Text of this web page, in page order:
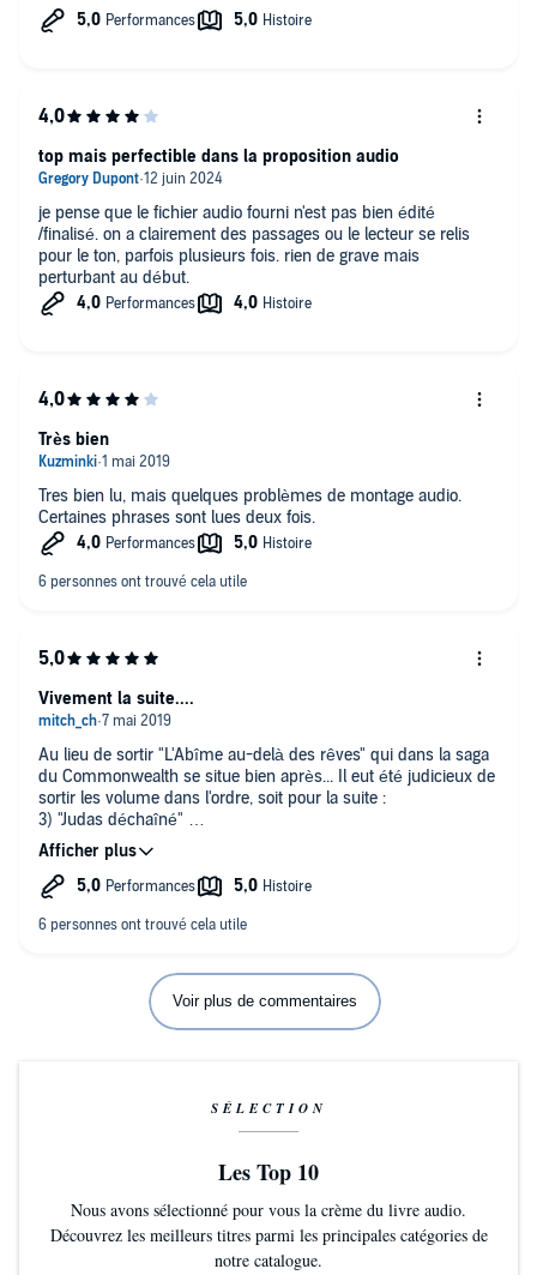
mention spéciale au lecteur Arnaud le Ridant, malgré quelques
je recommande a 100% !
je pense que le fichier audio fourni n'est pas bien édité
/finalisé. on a clairement des passages ou le lecteur se relis
pour le ton, parfois plusieurs fois. rien de grave mais
perturbant au début.
top mais perfectible dans la proposition audio
Tres bien lu, mais quelques problèmes de montage audio.
Certaines phrases sont lues deux fois.
Très bien
Au lieu de sortir "L'Abîme au-delà des rêves" qui dans la saga
du Commonwealth se situe bien après... Il eut été judicieux de
sortir les volume dans l'ordre, soit pour la suite :
3) "Judas déchaîné"
4) "Judas démasqué"
puis la série de la "Trilogie du Vide":
1) "Vide qui songe"
3) "Vide en évolution"
1) "L'Abîme au-delà des rêves"
2) "Une nuit sans étoile"
Il est dommage qu'Arnauld Le Ridant ne puisse pas narrer
Vivement la suite....
Voir plus de commentaires
SÉLECTION
Les Top 10
Nous avons sélectionné pour vous la crème du livre audio.
Découvrez les meilleurs titres parmi les principales catégories de
notre catalogue.